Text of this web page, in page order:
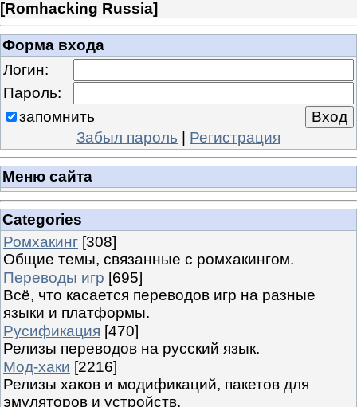
[Romhacking Russia]
Форма входа
Логин:
Пароль:
запомнить
Забыл пароль | Регистрация
Меню сайта
Categories
Ромхакинг [308]
Общие темы, связанные с ромхакингом.
Переводы игр [695]
Всё, что касается переводов игр на разные
языки и платформы.
Русификация [470]
Релизы переводов на русский язык.
Мод-хаки [2216]
Релизы хаков и модификаций, пакетов для
эмуляторов и устройств.